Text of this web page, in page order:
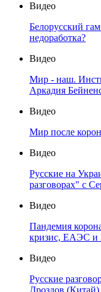
Видео
Белорусский
недоработка?
Видео
Мир - наш.
Аркадия
Видео
Мир после
Видео
Русские на
разговорах" с
Видео
Пандемия
кризис, ЕАЭС и
Видео
Русские